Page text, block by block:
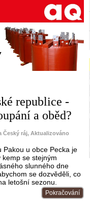
republice -
a oběd?
Český ráj, Aktualizováno
Pakou u obce Pecka je
se stejným
slunného dne
se dozvěděli, co
letošní sezonu.
Pokračování